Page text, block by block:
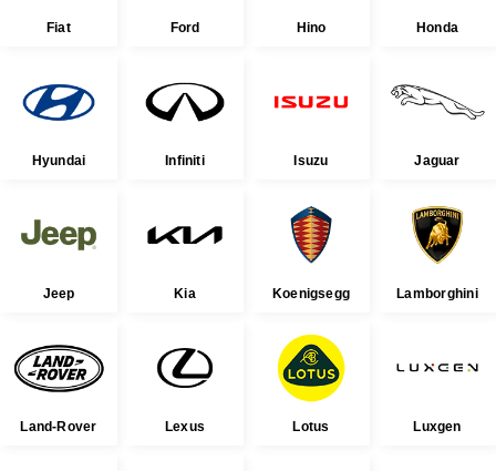
Fiat Ford Hino Honda
Hyundai Infiniti Isuzu Jaguar
Jeep Kia Koenigsegg Lamborghini
Land-Rover Lexus Lotus Luxgen